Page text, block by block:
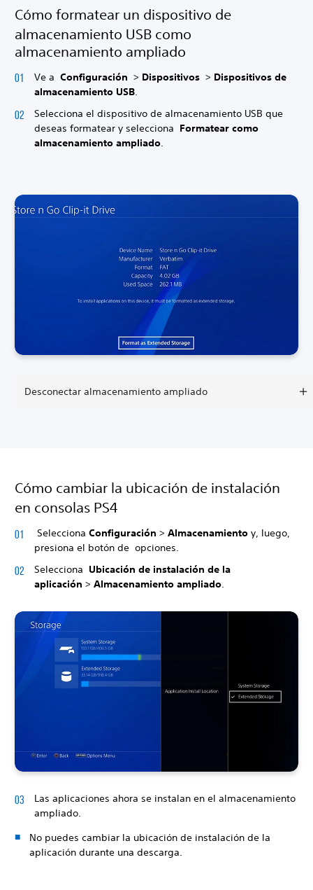
Cómo formatear un dispositivo de
almacenamiento USB como
almacenamiento ampliado
Ve a Configuración > Dispositivos > Dispositivos de
almacenamiento USB
Selecciona el dispositivo de almacenamiento USB que
deseas formatear y selecciona Formatear como
almacenamiento ampliado.
Desconectar almacenamiento ampliado
Cómo cambiar la ubicación de instalación
en consolas PS4
Selecciona Configuración > Almacenamiento y, luego,
presiona el botón de opciones.
Selecciona Ubicación de instalación de la
aplicación > Almacenamiento ampliado.
Las aplicaciones ahora se instalan en el almacenamiento
ampliado.
No puedes cambiar la ubicación de instalación de la
aplicación durante una descarga.